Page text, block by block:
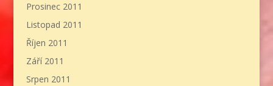
Prosinec 2011
Listopad 2011
Říjen 2011
Září 2011
Srpen 2011